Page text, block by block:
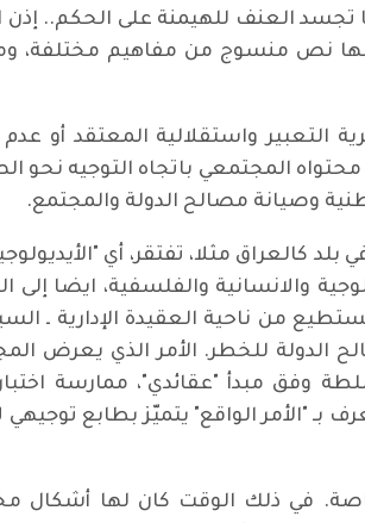
تجسد العنف للهيمنة على الحكم.. إذن
أنها نص منسوج من مفاهيم مختلفة،
التعبير واستقلالية المعتقد أو عدم
المجتمعي باتجاه التوجيه نحو
وصيانة مصالح الدولة والمجتمع.
كالعراق مثلا، تفتقر، أي
والانسانية والفلسفية، ايضا إلى
من ناحية العقيدة الإدارية ـ
للخطر. الأمر الذي يعرض
وفق مبدأ "عقائدي"، ممارسة اختبار
"الأمر الواقع" يتميّز بطابع توجيهي
في ذلك الوقت كان لها أشكال